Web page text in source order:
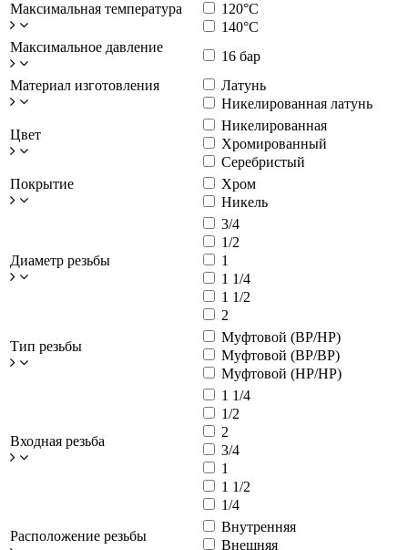
Максимальная температура
120°С
140°С
Максимальное давление
16 бар
Материал изготовления
Латунь
Никелированная латунь
Цвет
Никелированная
Хромированный
Серебристый
Покрытие
Хром
Никель
Диаметр резьбы
3/4
1/2
1
1 1/4
1 1/2
2
Тип резьбы
Муфтовой (ВР/НР)
Муфтовой (ВР/ВР)
Муфтовой (НР/НР)
Входная резьба
1 1/4
1/2
2
3/4
1
1 1/2
1/4
Расположение резьбы
Внутренняя
Внешняя